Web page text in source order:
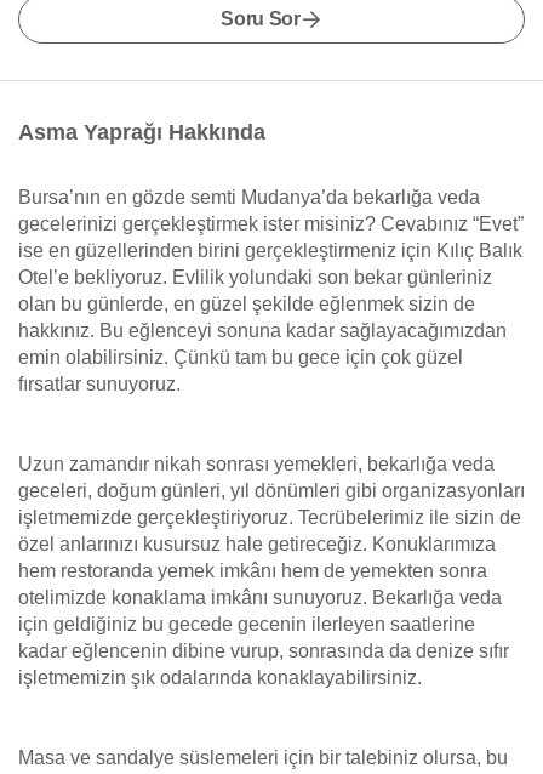
Soru Sor
Asma Yaprağı Hakkında
Bursa’nın en gözde semti Mudanya’da bekarlığa veda
gecelerinizi gerçekleştirmek ister misiniz? Cevabınız “Evet”
ise en güzellerinden birini gerçekleştirmeniz için Kılıç Balık
Otel’e bekliyoruz. Evlilik yolundaki son bekar günleriniz
olan bu günlerde, en güzel şekilde eğlenmek sizin de
hakkınız. Bu eğlenceyi sonuna kadar sağlayacağımızdan
emin olabilirsiniz. Çünkü tam bu gece için çok güzel
fırsatlar sunuyoruz.
Uzun zamandır nikah sonrası yemekleri, bekarlığa veda
geceleri, doğum günleri, yıl dönümleri gibi organizasyonları
işletmemizde gerçekleştiriyoruz. Tecrübelerimiz ile sizin de
özel anlarınızı kusursuz hale getireceğiz. Konuklarımıza
hem restoranda yemek imkânı hem de yemekten sonra
otelimizde konaklama imkânı sunuyoruz. Bekarlığa veda
için geldiğiniz bu gecede gecenin ilerleyen saatlerine
kadar eğlencenin dibine vurup, sonrasında da denize sıfır
işletmemizin şık odalarında konaklayabilirsiniz.
Masa ve sandalye süslemeleri için bir talebiniz olursa, bu